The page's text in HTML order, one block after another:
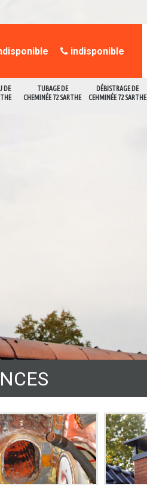
DE
TUBAGE DE
CHEMINÉE 72 SARTHE
DÉBISTRAGE DE
CEHMINÉE 72 SARTHE
indisponible